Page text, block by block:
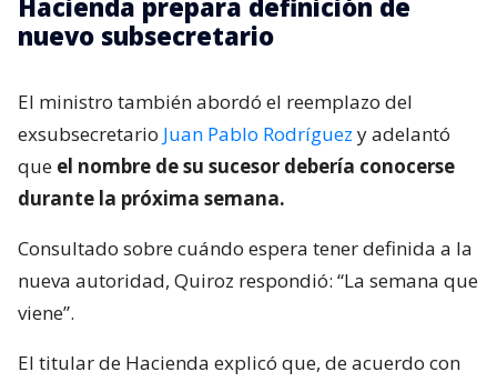
Hacienda prepara definición de
nuevo subsecretario
El ministro también abordó el reemplazo del
exsubsecretario Juan Pablo Rodríguez y adelantó
que el nombre de su sucesor debería conocerse
durante la próxima semana.
Consultado sobre cuándo espera tener definida a la
nueva autoridad, Quiroz respondió: “La semana que
viene”.
El titular de Hacienda explicó que, de acuerdo con